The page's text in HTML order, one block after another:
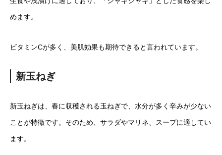
めます。
ビタミンCが多く、美肌効果も期待できると言われています。
新玉ねぎ
新玉ねぎは、春に収穫される玉ねぎで、水分が多く辛みが少ない
ことが特徴です。そのため、サラダやマリネ、スープに適してい
ます。